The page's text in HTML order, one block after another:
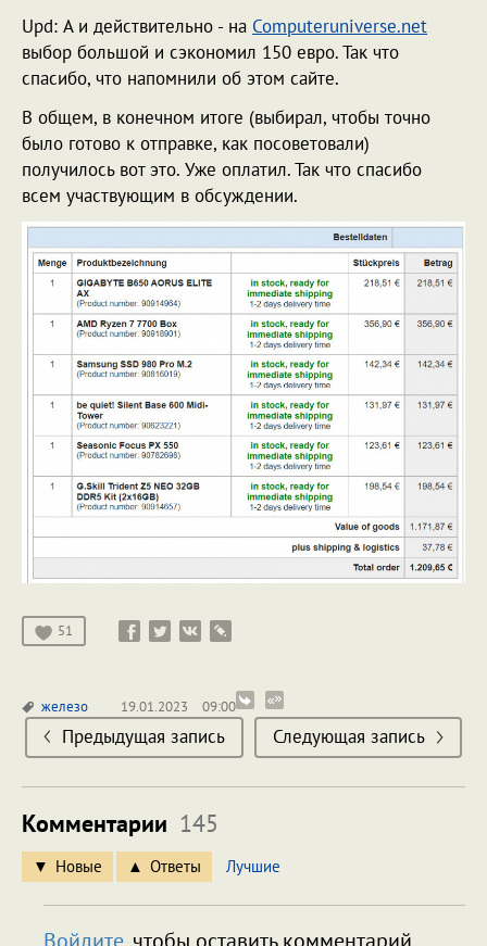
Upd: А и действительно - на Computeruniverse.net
выбор большой и сэкономил 150 евро. Так что
спасибо, что напомнили об этом сайте.
В общем, в конечном итоге (выбирал, чтобы точно
было готово к отправке, как посоветовали)
получилось вот это. Уже оплатил. Так что спасибо
всем участвующим в обсуждении.
51
железо 19.01.2023 09:00
Предыдущая запись Следующая запись
Комментарии 145
Новые Ответы Лучшие